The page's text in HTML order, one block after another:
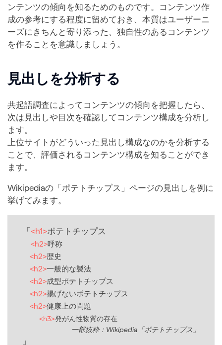
ンテンツの傾向を知るためのものです。コンテンツ作
成の参考にする程度に留めておき、本質はユーザーニ
ーズにきちんと寄り添った、独自性のあるコンテンツ
を作ることを意識しましょう。
見出しを分析する
共起語調査によってコンテンツの傾向を把握したら、
次は見出しや目次を確認してコンテンツ構成を分析し
ます。
上位サイトがどういった見出し構成なのかを分析する
ことで、評価されるコンテンツ構成を知ることができ
ます。
Wikipediaの「ポテトチップス」ページの見出しを例に
挙げてみます。
<h1>ポテトチップス
<h2>呼称
<h2>歴史
<h2>一般的な製法
<h2>成型ポテトチップス
<h2>揚げないポテトチップス
<h2>健康上の問題
<h3>発がん性物質の存在
一部抜粋：Wikipedia「ポテトチップス」